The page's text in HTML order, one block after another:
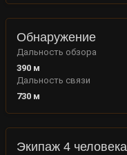
Обнаружение
Дальность обзора
390м
Дальность связи
730м
Экипаж 4 человека